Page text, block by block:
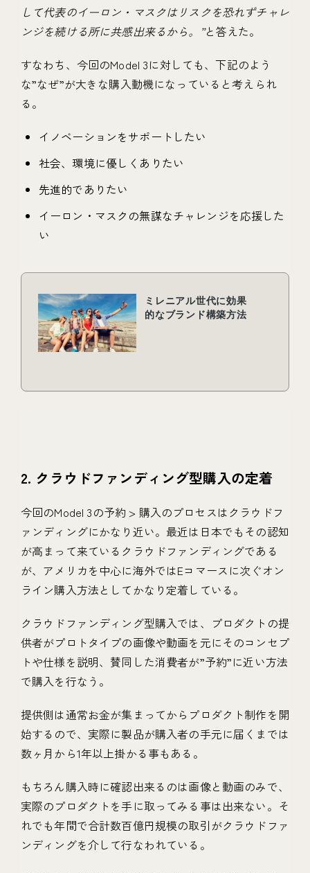
して代表のイーロン・マスクはリスクを恐れずチャレ
ンジを続ける所に共感出来るから。”と答えた。
すなわち、今回のModel 3に対しても、下記のよう
な”なぜ”が大きな購入動機になっていると考えられ
る。
イノベーションをサポートしたい
社会、環境に優しくありたい
先進的でありたい
イーロン・マスクの無謀なチャレンジを応援した
い
2. クラウドファンディング型購入の定着
今回のModel 3の予約 > 購入のプロセスはクラウドフ
ァンディングにかなり近い。最近は日本でもその認知
が高まって来ているクラウドファンディングである
が、アメリカを中心に海外ではEコマースに次ぐオン
ライン購入方法としてかなり定着している。
クラウドファンディング型購入では、プロダクトの提
供者がプロトタイプの画像や動画を元にそのコンセプ
トや仕様を説明、賛同した消費者が”予約”に近い方法
で購入を行なう。
提供側は通常お金が集まってからプロダクト制作を開
始するので、実際に製品が購入者の手元に届くまでは
数ヶ月から1年以上掛かる事もある。
もちろん購入時に確認出来るのは画像と動画のみで、
実際のプロダクトを手に取ってみる事は出来ない。そ
れでも年間で合計数百億円規模の取引がクラウドファ
ンディングを介して行なわれている。